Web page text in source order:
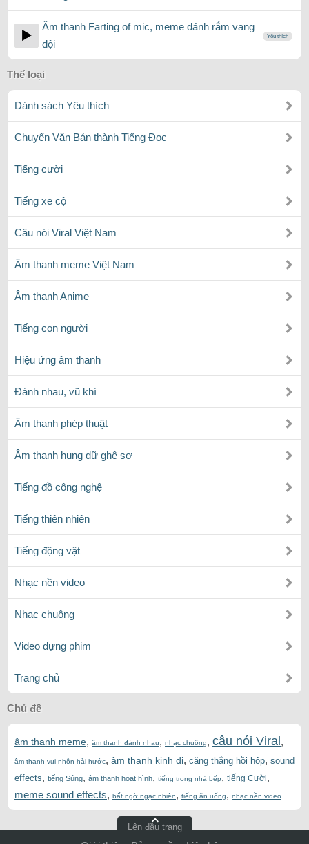
Âm thanh Farting of mic, meme đánh rắm vang
dội
Yêu thích
Thể loại
Dánh sách Yêu thích
Chuyển Văn Bản thành Tiếng Đọc
Tiếng cười
Tiếng xe cộ
Câu nói Viral Việt Nam
Âm thanh meme Việt Nam
Âm thanh Anime
Tiếng con người
Hiệu ứng âm thanh
Đánh nhau, vũ khí
Âm thanh phép thuật
Âm thanh hung dữ ghê sợ
Tiếng đồ công nghệ
Tiếng thiên nhiên
Tiếng động vật
Nhạc nền video
Nhạc chuông
Video dựng phim
Trang chủ
Chủ đề
âm thanh meme, âm thanh đánh nhau, nhạc chuông, câu nói Viral ,
âm thanh vui nhộn hài hước, âm thanh kinh dị, căng thẳng hồi hộp, sound
effects, tiếng Súng, âm thanh hoạt hình, tiếng trong nhà bếp, tiếng Cười,
meme sound effects, bất ngờ ngạc nhiên, tiếng ăn uống, nhạc nền video
Lên đầu trang